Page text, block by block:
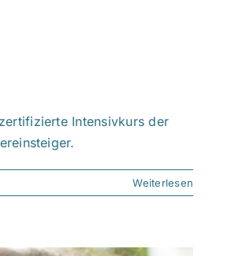
Intensivkurs der
Weiterlesen